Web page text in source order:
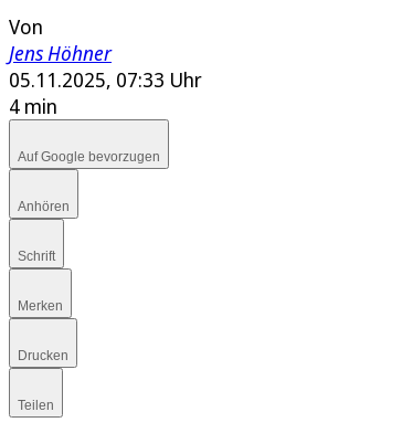
Von
Jens Höhner
05.11.2025, 07:33 Uhr
4 min
Auf Google bevorzugen
Anhören
Schrift
Merken
Drucken
Teilen